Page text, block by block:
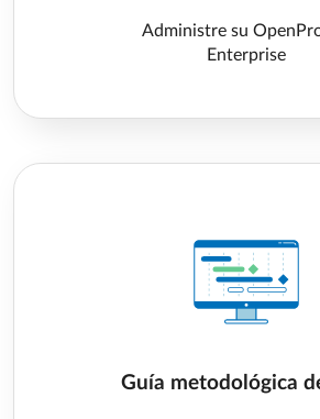
Administre su
Enterprise
Guía metodológica